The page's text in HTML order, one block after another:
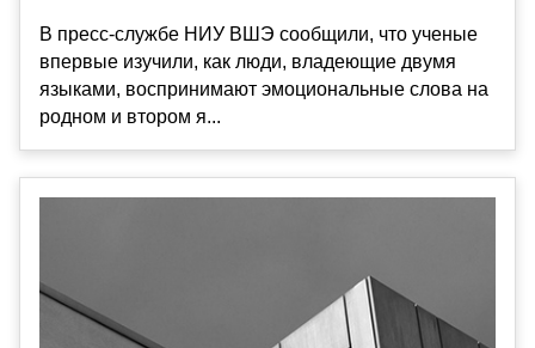
В пресс-службе НИУ ВШЭ сообщили, что ученые
впервые изучили, как люди, владеющие двумя
языками, воспринимают эмоциональные слова на
родном и втором я...